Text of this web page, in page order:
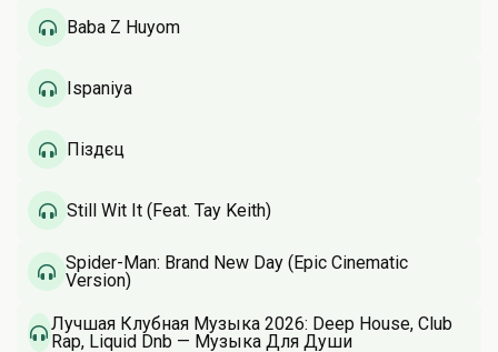
Baba Z Huyom
Ispaniya
Піздєц
Still Wit It (Feat. Tay Keith)
Spider-Man: Brand New Day (Epic Cinematic
Version)
Лучшая Клубная Музыка 2026: Deep House, Club
Rap, Liquid Dnb — Музыка Для Души